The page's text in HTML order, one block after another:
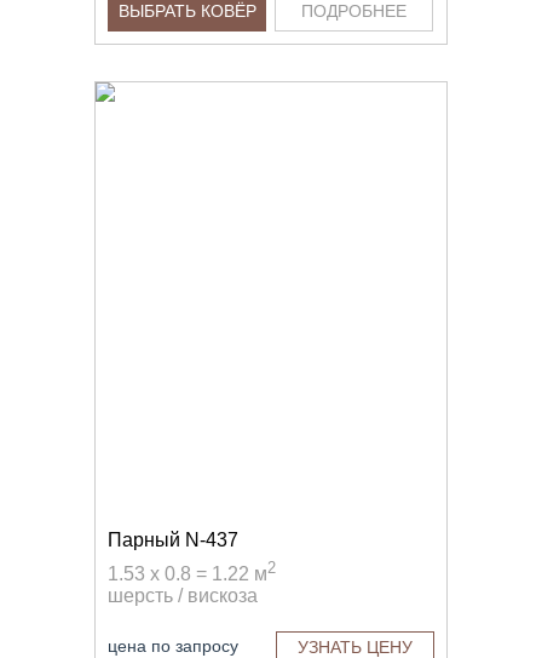
ВЫБРАТЬ КОВЁР ПОДРОБНЕЕ
Парный N-437
1.53 x 0.8 = 1.22 м2
шерсть / вискоза
цена по запросу УЗНАТЬ ЦЕНУ